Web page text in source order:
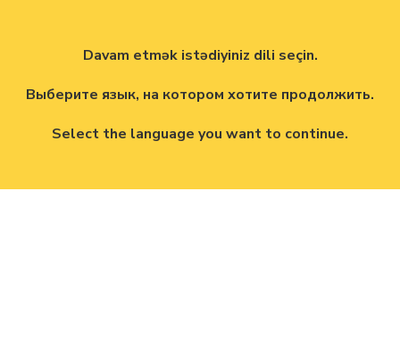
Davam etmək istədiyiniz dili seçin.
Выберите язык, на котором хотите продолжить.
Select the language you want to continue.